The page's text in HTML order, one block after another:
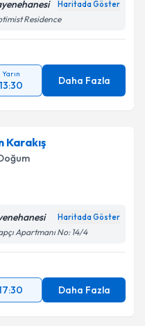
Haritada Göster
Residence
Yarın
13:30 Daha Fazla
Karakış
Haritada Göster
Apartmanı No: 14/4
Daha Fazla